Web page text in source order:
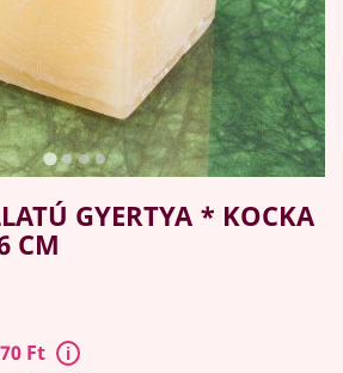
GYERTYA * KOCKA
CM
Ft